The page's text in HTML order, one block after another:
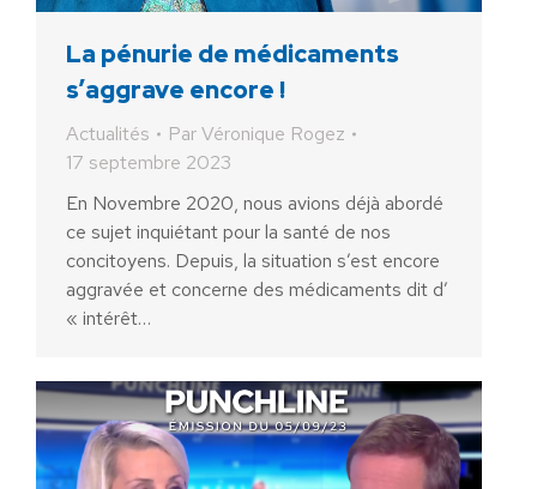
La pénurie de médicaments
s’aggrave encore !
Actualités ParVéronique Rogez
17 septembre 2023
En Novembre 2020, nous avions déjà abordé
ce sujet inquiétant pour la santé de nos
concitoyens. Depuis, la situation s’est encore
aggravée et concerne des médicaments dit d’
« intérêt…